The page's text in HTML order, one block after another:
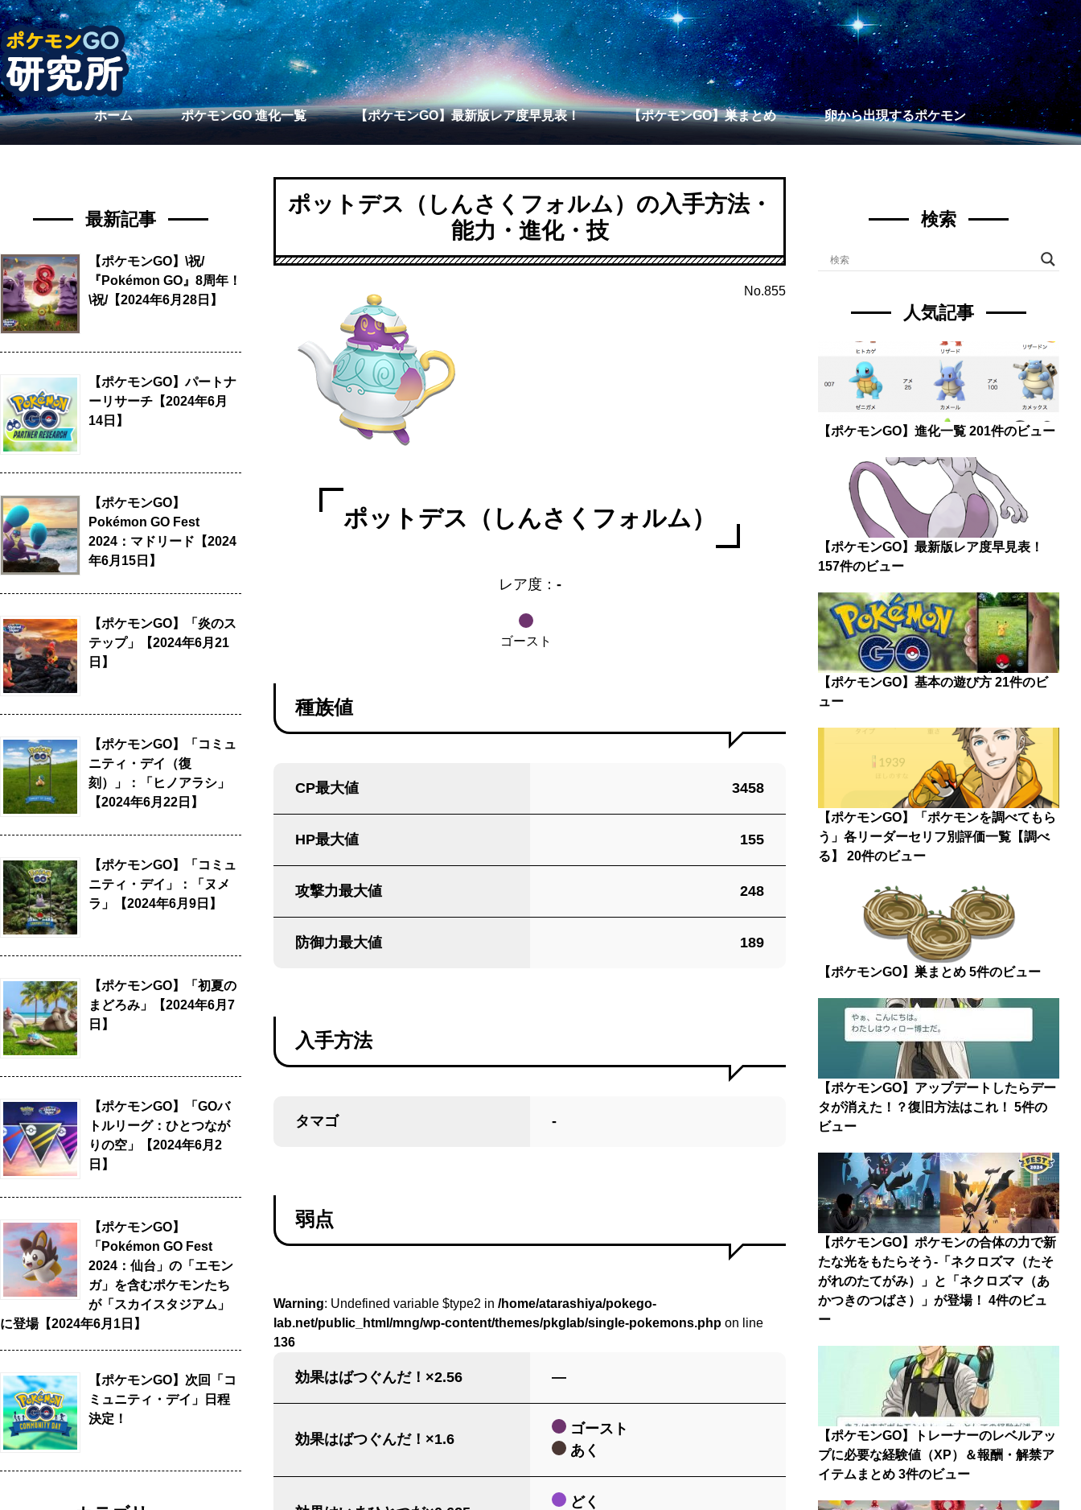
ホーム ポケモンGO 進化一覧 【ポケモンGO】最新版レア度早見表！ 【ポケモンGO】巣まとめ 卵から出現するポケモン
ポットデス（しんさくフォルム）の入手方法・
能力・進化・技
No.855
ポットデス（しんさくフォルム）
レア度： -
ゴースト
種族値
CP最大値 3458
HP最大値 155
攻撃力最大値 248
防御力最大値 189
入手方法
タマゴ -
弱点
Warning: Undefined variable $type2 in /home/atarashiya/pokego-
lab.net/public_html/mng/wp-content/themes/pkglab/single-pokemons.php on line
136
効果はばつぐんだ！×2.56 ―
効果はばつぐんだ！×1.6
ゴースト
あく
どく
最新記事
【ポケモンGO】\祝/
『Pokémon GO』8周年！
\祝/【2024年6月28日】
【ポケモンGO】パートナ
ーリサーチ【2024年6月
14日】
【ポケモンGO】
Pokémon GO Fest
2024：マドリード【2024
年6月15日】
【ポケモンGO】「炎のス
テップ」【2024年6月21
日】
【ポケモンGO】「コミュ
ニティ・デイ（復
刻）」：「ヒノアラシ」
【2024年6月22日】
【ポケモンGO】「コミュ
ニティ・デイ」：「ヌメ
ラ」【2024年6月9日】
【ポケモンGO】「初夏の
まどろみ」【2024年6月7
日】
【ポケモンGO】「GOバ
トルリーグ：ひとつなが
りの空」【2024年6月2
日】
【ポケモンGO】
「Pokémon GO Fest
2024：仙台」の「エモン
ガ」を含むポケモンたち
が「スカイスタジアム」
に登場【2024年6月1日】
【ポケモンGO】次回「コ
ミュニティ・デイ」日程
決定！
検索
人気記事
【ポケモンGO】進化一覧 201件のビュー
【ポケモンGO】最新版レア度早見表！
157件のビュー
【ポケモンGO】基本の遊び方 21件のビ
ュー
【ポケモンGO】「ポケモンを調べてもら
う」各リーダーセリフ別評価一覧【調べ
る】
20件のビュー
【ポケモンGO】巣まとめ 5件のビュー
【ポケモンGO】アップデートしたらデー
タが消えた！？復旧方法はこれ！ 5件の
ビュー
【ポケモンGO】ポケモンの合体の力で新
たな光をもたらそう-「ネクロズマ（たそ
がれのたてがみ）」と「ネクロズマ（あ
かつきのつばさ）」が登場！ 4件のビュ
ー
【ポケモンGO】トレーナーのレベルアッ
プに必要な経験値（XP）＆報酬・解禁ア
イテムまとめ 3件のビュー